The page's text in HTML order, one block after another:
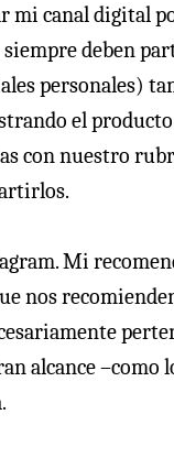
mi canal digital
deben
personales)
el
con nuestro
Mi
nos
alcance